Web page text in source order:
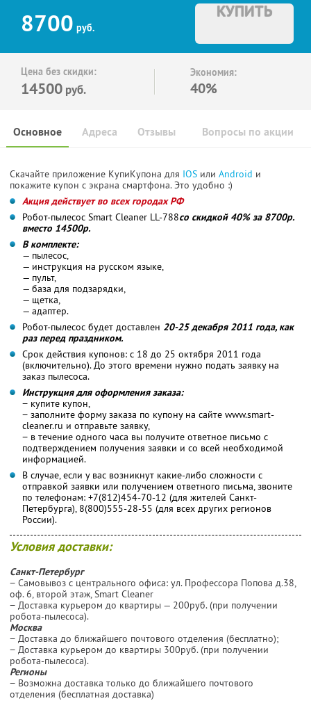
8700 руб.
КУПИТЬ
Цена без скидки:
14500 руб.
Экономия:
40%
Основное Отзывы Вопросы по акции
Адреса
Скачайте приложение КупиКупона для IOS или Android и
покажите купон с экрана смартфона. Это удобно :)
Акция действует во всех городах РФ
Робот-пылесос Smart Cleaner LL-788со скидкой 40% за 8700р.
вместо 14500р.
В комплекте:
— пылесос,
— инструкция на русском языке,
— пульт,
— база для подзарядки,
— щетка,
— адаптер.
Робот-пылесос будет доставлен 20-25 декабря 2011 года, как
раз перед праздником.
Срок действия купонов: с 18 до 25 октября 2011 года
(включительно). До этого времени нужно подать заявку на
заказ пылесоса.
Инструкция для оформления заказа:
− купите купон,
− заполните форму заказа по купону на сайте www.smart-
cleaner.ru и отправьте заявку,
− в течение одного часа вы получите ответное письмо с
подтверждением получения заявки и со всей необходимой
информацией.
В случае, если у вас возникнут какие-либо сложности с
отправкой заявки или получением ответного письма, звоните
по телефонам: +7(812)454-70-12 (для жителей Санкт-
Петербурга), 8(800)555-28-55 (для всех других регионов
России).
Условия доставки:
Санкт-Петербург
− Самовывоз с центрального офиса: ул. Профессора Попова д.38,
оф. 6, второй этаж, Smart Cleaner
− Доставка курьером до квартиры — 200руб. (при получении
робота-пылесоса).
Москва
− Доставка до ближайшего почтового отделения (бесплатно);
− Доставка курьером до квартиры 300руб. (при получении
робота-пылесоса).
Регионы
− Возможна доставка только до ближайшего почтового
отделения (бесплатная доставка)